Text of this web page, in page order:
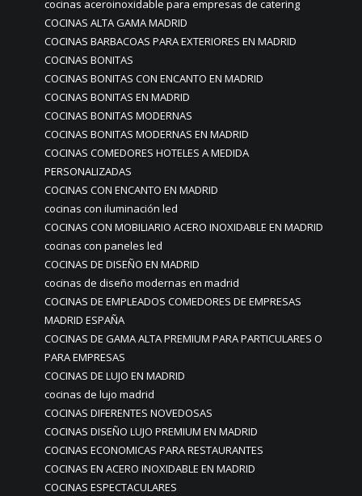
cocinas aceroinoxidable para empresas de catering
COCINAS ALTA GAMA MADRID
COCINAS BARBACOAS PARA EXTERIORES EN MADRID
COCINAS BONITAS
COCINAS BONITAS CON ENCANTO EN MADRID
COCINAS BONITAS EN MADRID
COCINAS BONITAS MODERNAS
COCINAS BONITAS MODERNAS EN MADRID
COCINAS COMEDORES HOTELES A MEDIDA
PERSONALIZADAS
COCINAS CON ENCANTO EN MADRID
cocinas con iluminación led
COCINAS CON MOBILIARIO ACERO INOXIDABLE EN MADRID
cocinas con paneles led
COCINAS DE DISEÑO EN MADRID
cocinas de diseño modernas en madrid
COCINAS DE EMPLEADOS COMEDORES DE EMPRESAS
MADRID ESPAÑA
COCINAS DE GAMA ALTA PREMIUM PARA PARTICULARES O
PARA EMPRESAS
COCINAS DE LUJO EN MADRID
cocinas de lujo madrid
COCINAS DIFERENTES NOVEDOSAS
COCINAS DISEÑO LUJO PREMIUM EN MADRID
COCINAS ECONOMICAS PARA RESTAURANTES
COCINAS EN ACERO INOXIDABLE EN MADRID
COCINAS ESPECTACULARES